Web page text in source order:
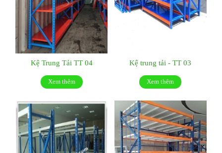
Kệ Trung Tải TT 04
Xem thêm
Kệ trung tải - TT 03
Xem thêm